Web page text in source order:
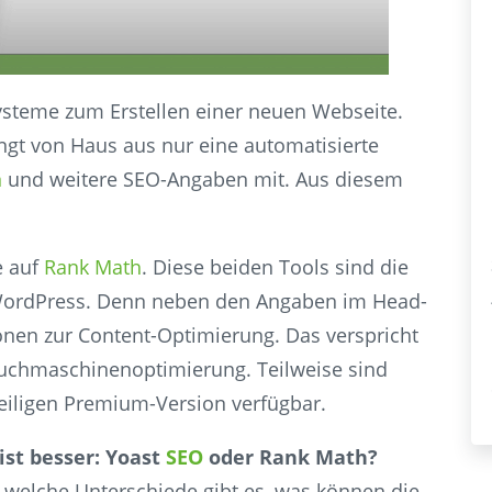
zum Erstellen einer neuen Webseite.
von Haus aus nur eine automatisierte
und weitere SEO-Angaben mit. Aus diesem
auf Rank Math. Diese beiden Tools sind die
Denn neben den Angaben im Head-
zur Content-Optimierung. Das verspricht
Teilweise sind
Premium-Version verfügbar.
besser: Yoast SEO oder Rank Math?